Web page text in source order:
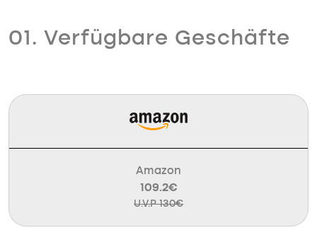
01. Verfügbare Geschäfte
Amazon
109.2€
U.V.P 130€